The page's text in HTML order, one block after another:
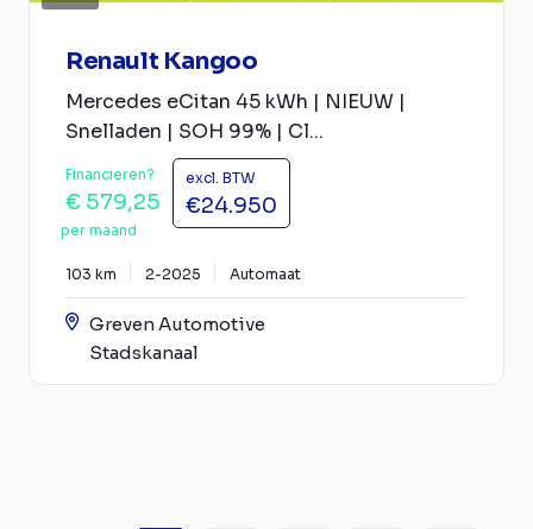
Renault Kangoo
Mercedes eCitan 45 kWh | NIEUW |
Snelladen | SOH 99% | Cl...
Financieren?
€ 579,25
per maand
excl. BTW
€24.950
103 km 2-2025 Automaat
Greven Automotive
Stadskanaal